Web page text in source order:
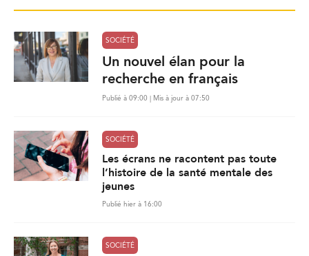
SOCIÉTÉ
Un nouvel élan pour la
recherche en français
Publié à 09:00 | Mis à jour à 07:50
SOCIÉTÉ
Les écrans ne racontent pas toute
l’histoire de la santé mentale des
jeunes
Publié hier à 16:00
SOCIÉTÉ